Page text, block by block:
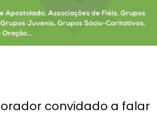
convidado a falar